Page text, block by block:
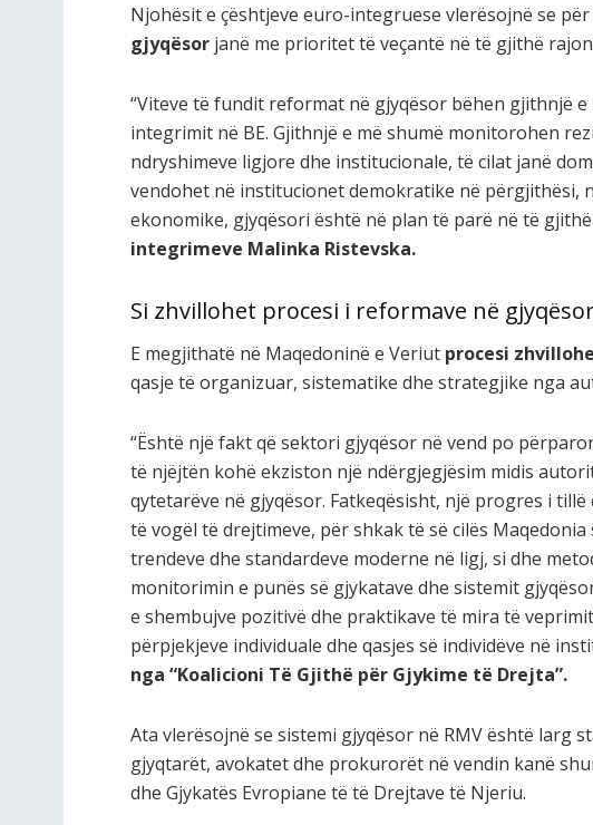
Njohësit e çështjeve euro-integruese vlerësojnë se
gjyqësor janë me prioritet të veçantë në të gjithë
“Viteve të fundit reformat në gjyqësor bëhen gjithnjë e
integrimit në BE. Gjithnjë e më shumë monitorohen
ndryshimeve ligjore dhe institucionale, të cilat janë
vendohet në institucionet demokratike në përgjithësi,
ekonomike, gjyqësori është në plan të parë në të
integrimeve Malinka Ristevska.
Si zhvillohet procesi i reformave në
E megjithatë në Maqedoninë e Veriut procesi
qasje të organizuar, sistematike dhe strategjike nga
“Është një fakt që sektori gjyqësor në vend po
të njëjtën kohë ekziston një ndërgjegjësim midis
qytetarëve në gjyqësor. Fatkeqësisht, një progres i
të vogël të drejtimeve, për shkak të së cilës
trendeve dhe standardeve moderne në ligj, si dhe
monitorimin e punës së gjykatave dhe sistemit
e shembujve pozitivë dhe praktikave të mira të
përpjekjeve individuale dhe qasjes së individëve në
nga “Koalicioni Të Gjithë për Gjykime të Drejta”.
Ata vlerësojnë se sistemi gjyqësor në RMV është larg
gjyqtarët, avokatet dhe prokurorët në vendin kanë
dhe Gjykatës Evropiane të të Drejtave të Njeriu.